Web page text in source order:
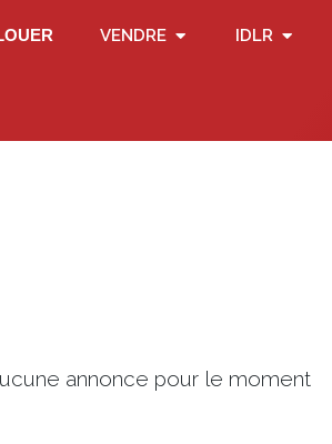
VENDRE IDLR
annonce pour le moment